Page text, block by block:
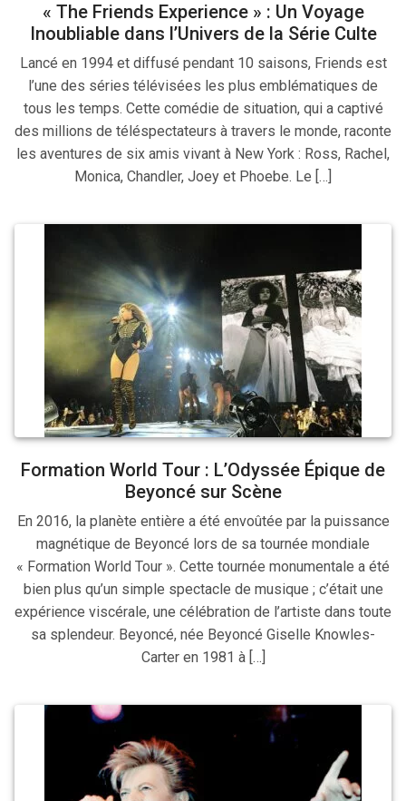
« The Friends Experience » : Un Voyage
Inoubliable dans l’Univers de la Série Culte
Lancé en 1994 et diffusé pendant 10 saisons, Friends est
l’une des séries télévisées les plus emblématiques de
tous les temps. Cette comédie de situation, qui a captivé
des millions de téléspectateurs à travers le monde, raconte
les aventures de six amis vivant à New York : Ross, Rachel,
Monica, Chandler, Joey et Phoebe. Le […]
Formation World Tour : L’Odyssée Épique de
Beyoncé sur Scène
En 2016, la planète entière a été envoûtée par la puissance
magnétique de Beyoncé lors de sa tournée mondiale
« Formation World Tour ». Cette tournée monumentale a été
bien plus qu’un simple spectacle de musique ; c’était une
expérience viscérale, une célébration de l’artiste dans toute
sa splendeur. Beyoncé, née Beyoncé Giselle Knowles-
Carter en 1981 à […]